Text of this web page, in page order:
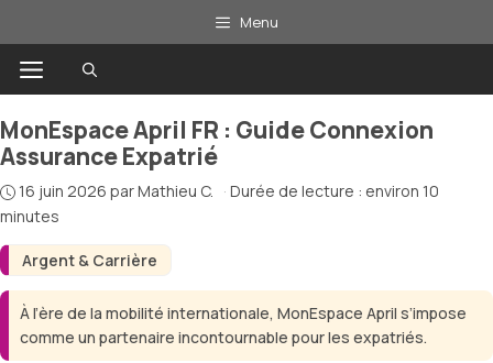
au
contenu
Menu
Menu
Argent & Carrière
MonEspace April FR : Guide Connexion
Assurance Expatrié
16 juin 2026 parMathieu C. · Durée de lecture : environ 10
minutes
À l’ère de la mobilité internationale, MonEspace April s’impose
comme un partenaire incontournable pour les expatriés.